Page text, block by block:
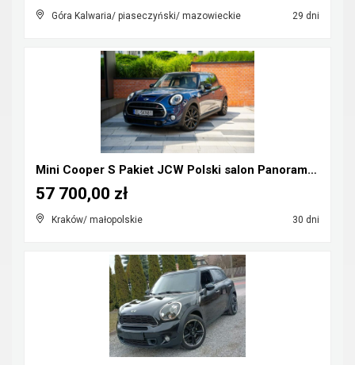
Góra Kalwaria/ piaseczyński/ mazowieckie 29 dni
Mini Cooper S Pakiet JCW Polski salon Panorama Hea...
Kraków/ małopolskie 30 dni
57 700,00 zł